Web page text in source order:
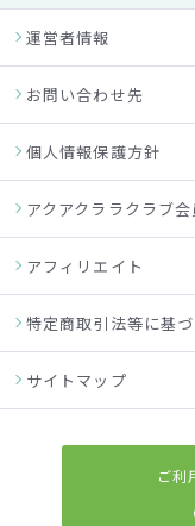
運営者情報
お問い合わせ先
個人情報保護方針
アクアクララクラブ
アフィリエイト
特定商取引法等に基
サイトマップ
ご利